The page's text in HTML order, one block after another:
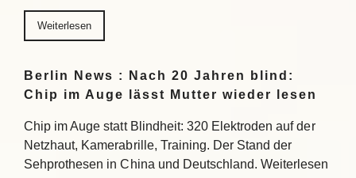
Weiterlesen
Berlin News : Nach 20 Jahren blind:
Chip im Auge lässt Mutter wieder lesen
Chip im Auge statt Blindheit: 320 Elektroden auf der
Netzhaut, Kamerabrille, Training. Der Stand der
Sehprothesen in China und Deutschland. Weiterlesen